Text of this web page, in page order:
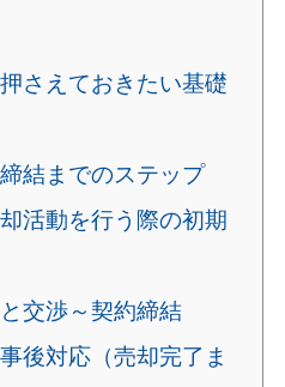
さえておきたい基礎
結までのステップ
活動を行う際の初期
交渉～契約締結
後対応（売却完了ま